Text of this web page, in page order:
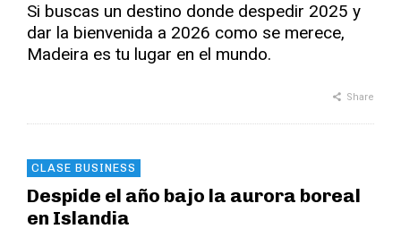
Si buscas un destino donde despedir 2025 y
dar la bienvenida a 2026 como se merece,
Madeira es tu lugar en el mundo.
Share
CLASE BUSINESS
Despide el año bajo la aurora boreal
en Islandia